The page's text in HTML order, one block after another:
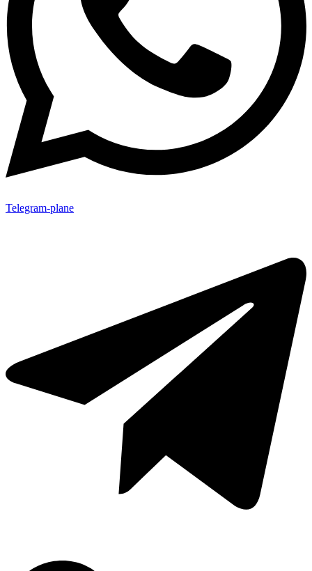
Telegram-plane